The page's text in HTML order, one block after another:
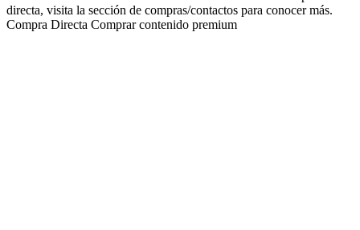
directa, visita la sección de compras/contactos para conocer más.
Compra Directa Comprar contenido premium